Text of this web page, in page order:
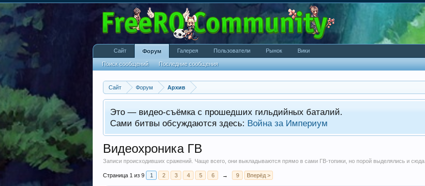
Сайт Форум Архив
Это — видео-съёмка с прошедших гильдийных баталий.
Сами битвы обсуждаются здесь: Война за Империум
Видеохроника ГВ
Записи происходивших сражений. Чаще всего, они выкладываются прямо в сами ГВ-топики, но порой выделялись и сюда.
Страница 1 из 9 1 2 3 4 5 6 → 9 Вперёд >
Сайт Форум
Поиск сообщений Последние сообщения
Галерея Пользователи Рынок Вики